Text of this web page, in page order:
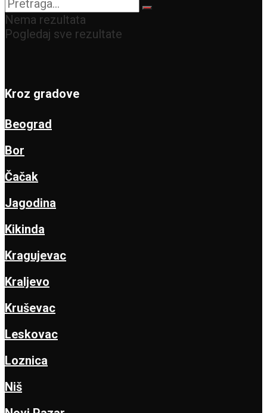
Nema rezultata
Pogledaj sve rezultate
Kroz gradove
Beograd
Bor
Čačak
Jagodina
Kikinda
Kragujevac
Kraljevo
Kruševac
Leskovac
Loznica
Niš